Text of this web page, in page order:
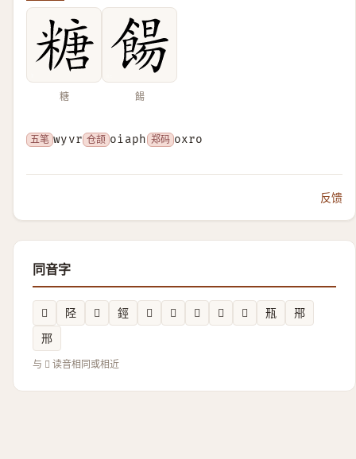
糖 餳
五笔 wyvr 仓颉 oiaph 郑码 oxro
反馈
同音字
𪶡 陉 𧊽 鋞 𡶭 𦈵 𧗦 𬠽 𤶲 㼛
郉
邢
与 𩛿 读音相同或相近